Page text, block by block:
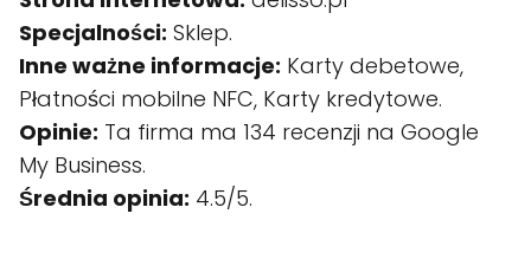
Specjalności: Sklep.
Inne ważne informacje: Karty debetowe,
Płatności mobilne NFC, Karty kredytowe.
Opinie: Ta firma ma 134 recenzji na Google
My Business.
Średnia opinia: 4.5/5.